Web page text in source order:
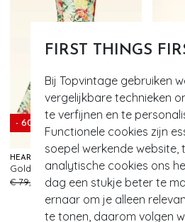
FIRST THINGS
Bij Topvintage gebruiken
vergelijkbare technieken
te verfijnen en te
Functionele cookies zijn
soepel werkende website,
analytische cookies ons
dag een stukje beter te
ernaar om je alleen
te tonen, daarom volgen
- 60%
HEARTS & ROSES
Golden Peony swing jurk in botergeel en multi
€ 79,95
€ 31,95
- 60%
€ 89,95